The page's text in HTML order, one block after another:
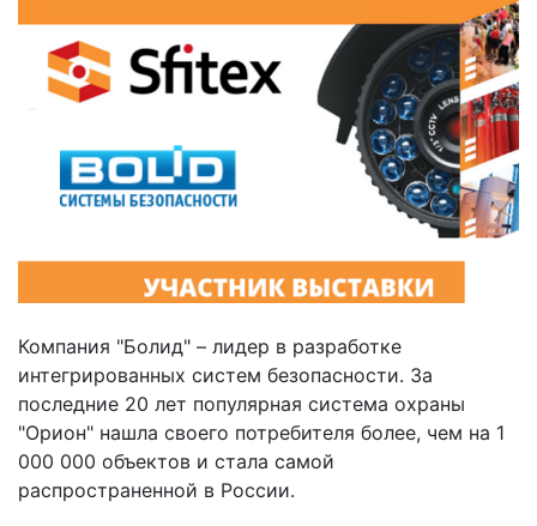
Компания "Болид" – лидер в разработке
интегрированных систем безопасности. За
последние 20 лет популярная система охраны
"Орион" нашла своего потребителя более, чем на 1
000 000 объектов и стала самой
распространенной в России.